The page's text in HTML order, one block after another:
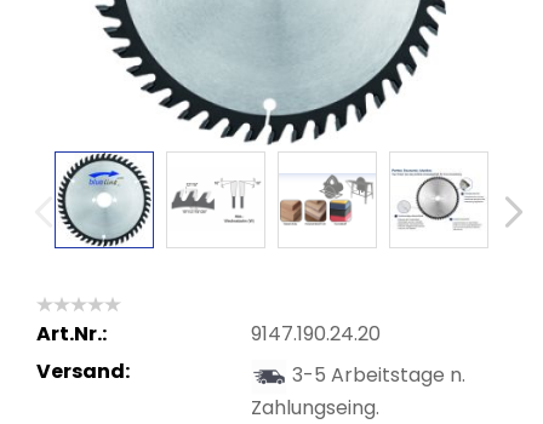
Art.Nr.:
9147.190.24.20
Versand:
3-5 Arbeitstage n.
Zahlungseing.